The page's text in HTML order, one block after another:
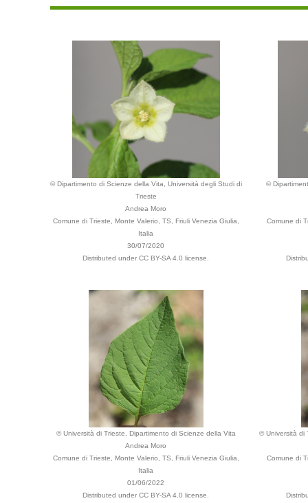
© Dipartimento di Scienze della Vita, Università degli Studi di
Trieste
Andrea Moro
Comune di Trieste, Monte Valerio, TS, Friuli Venezia Giulia,
Italia
30/07/2020
Distributed under CC BY-SA 4.0 license.
©
Comune di
© Università di Trieste, Dipartimento di Scienze della Vita
Andrea Moro
Comune di Trieste, Monte Valerio, TS, Friuli Venezia Giulia,
Italia
01/06/2022
Distributed under CC BY-SA 4.0 license.
© Università di
Comune di